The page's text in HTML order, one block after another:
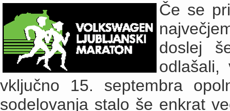
Če se
doslej
odlašali,
vključno 15. septembra
sodelovanja stalo še enkrat